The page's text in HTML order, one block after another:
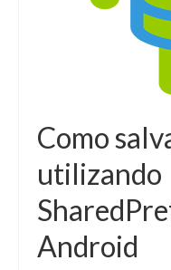
Como
utilizando
Android